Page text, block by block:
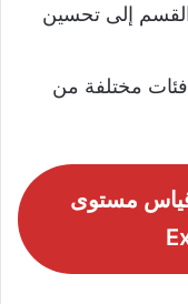
القسم إلى تحسين
فئات مختلفة من
مستوى